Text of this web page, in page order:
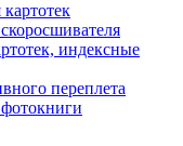
индексные
переплета